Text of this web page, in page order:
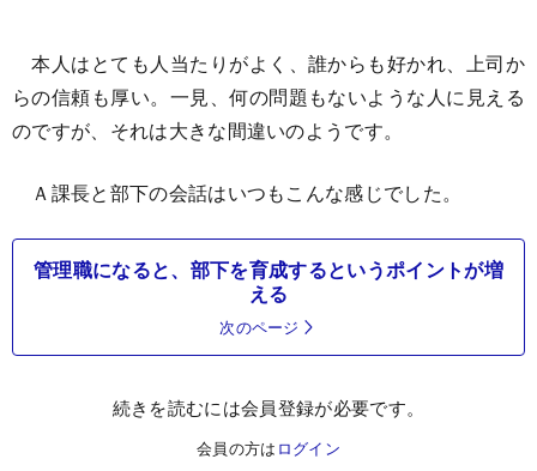
本人はとても人当たりがよく、誰からも好かれ、上司か
らの信頼も厚い。一見、何の問題もないような人に見える
のですが、それは大きな間違いのようです。
Ａ課長と部下の会話はいつもこんな感じでした。
管理職になると、部下を育成するというポイントが増
える
次のページ
続きを読むには会員登録が必要です。
会員の方は ログイン